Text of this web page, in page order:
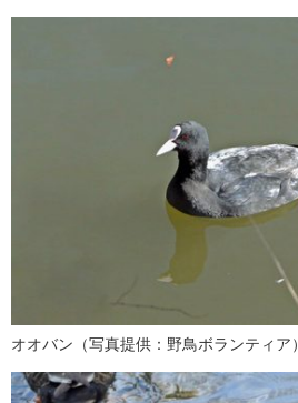
オオバン（写真提供：野鳥ボランティア）